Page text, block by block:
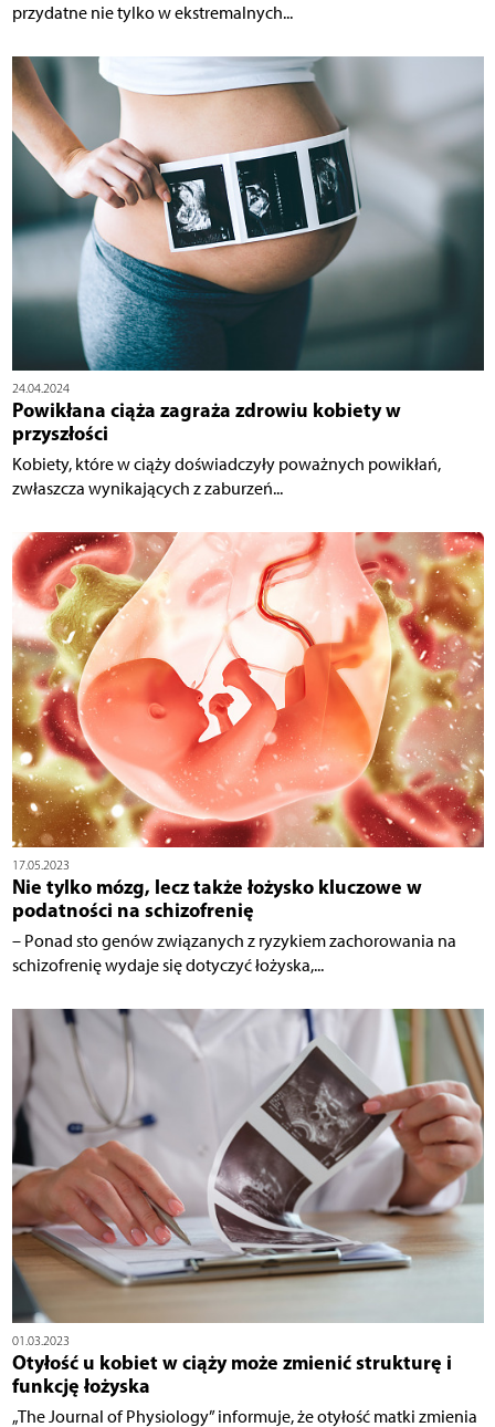
przydatne nie tylko w ekstremalnych...
24.04.2024
Powikłana ciąża zagraża zdrowiu kobiety w
przyszłości
Kobiety, które w ciąży doświadczyły poważnych powikłań,
zwłaszcza wynikających z zaburzeń...
17.05.2023
Nie tylko mózg, lecz także łożysko kluczowe w
podatności na schizofrenię
– Ponad sto genów związanych z ryzykiem zachorowania na
schizofrenię wydaje się dotyczyć łożyska,...
01.03.2023
Otyłość u kobiet w ciąży może zmienić strukturę i
funkcję łożyska
„The Journal of Physiology” informuje, że otyłość matki zmienia